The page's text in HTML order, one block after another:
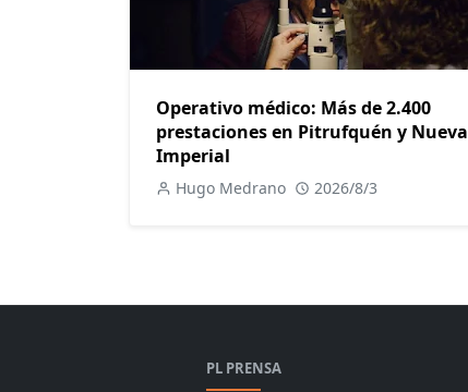
Operativo médico: Más de 2.400
prestaciones en Pitrufquén y Nueva
Imperial
Hugo Medrano 2026/8/3
PL PRENSA